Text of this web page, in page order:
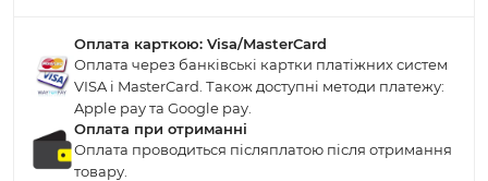
Оплата карткою: Visa/MasterCard
Оплата через банківські картки платіжних систем
VISA і MasterCard. Також доступні методи платежу:
Apple pay та Google pay.
Оплата при отриманні
Оплата проводиться післяплатою після отримання
товару.